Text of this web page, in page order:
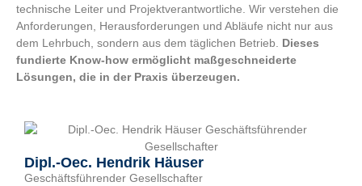
technische Leiter und Projektverantwortliche. Wir verstehen die
Anforderungen, Herausforderungen und Abläufe nicht nur aus
dem Lehrbuch, sondern aus dem täglichen Betrieb. Dieses
fundierte Know-how ermöglicht maßgeschneiderte
Lösungen, die in der Praxis überzeugen.
Dipl.-Oec. Hendrik Häuser
Geschäftsführender Gesellschafter